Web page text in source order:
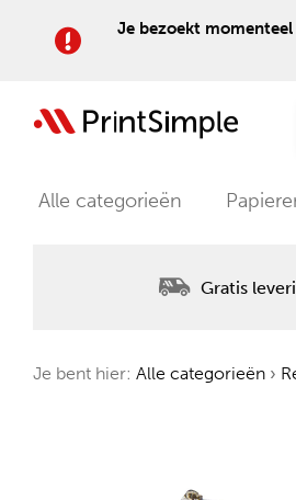
Je bezoekt momenteel
Alle categorieën
Gratis
Je bent hier: Alle categorieën ›